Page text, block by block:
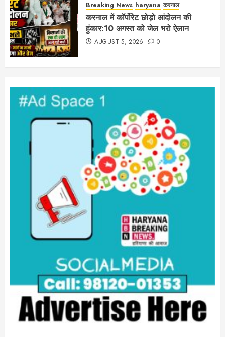
Breaking News haryana करनाल
करनाल में कॉर्पोरेट छोड़ो आंदोलन की
हुंकार:10 अगस्त को जेल भरो ऐलान
AUGUST 5, 2026 0